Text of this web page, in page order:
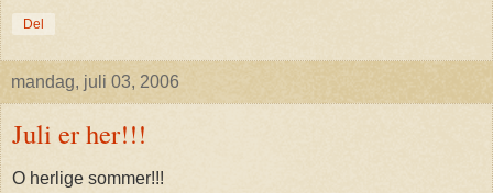
Del
mandag, juli 03, 2006
Juli er her!!!
O herlige sommer!!!